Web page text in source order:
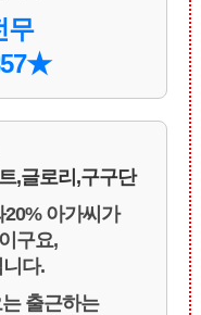
무
,글로리,구구단
아가씨가
구요,
다.
출근하는